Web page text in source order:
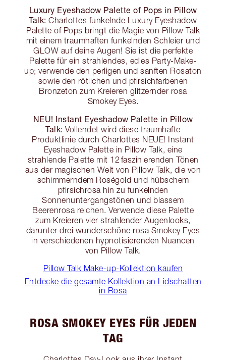
Luxury Eyeshadow Palette of Pops in Pillow
Talk: Charlottes funkelnde Luxury Eyeshadow
Palette of Pops bringt die Magie von Pillow Talk
mit einem traumhaften funkelnden Schleier und
GLOW auf deine Augen! Sie ist die perfekte
Palette für ein strahlendes, edles Party-Make-
up; verwende den perligen und sanften Rosaton
sowie den rötlichen und pfirsichfarbenen
Bronzeton zum Kreieren glitzernder rosa
Smokey Eyes.
NEU! Instant Eyeshadow Palette in Pillow
Talk: Vollendet wird diese traumhafte
Produktlinie durch Charlottes NEUE! Instant
Eyeshadow Palette in Pillow Talk, eine
strahlende Palette mit 12 faszinierenden Tönen
aus der magischen Welt von Pillow Talk, die von
schimmerndem Roségold und hübschem
pfirsichrosa hin zu funkelnden
Sonnenuntergangstönen und blassem
Beerenrosa reichen. Verwende diese Palette
zum Kreieren vier strahlender Augenlooks,
darunter drei wunderschöne rosa Smokey Eyes
in verschiedenen hypnotisierenden Nuancen
von Pillow Talk.
Pillow Talk Make-up-Kollektion kaufen
Entdecke die gesamte Kollektion an Lidschatten
in Rosa
ROSA SMOKEY EYES FÜR JEDEN
TAG